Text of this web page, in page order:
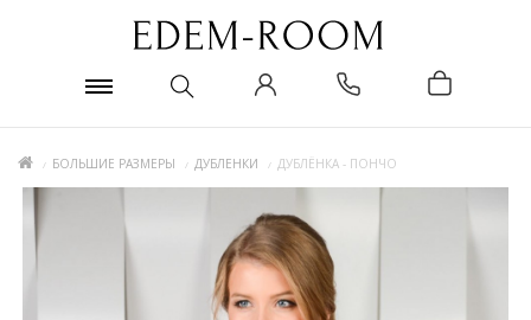
БОЛЬШИЕ РАЗМЕРЫ ДУБЛЕНКИ ДУБЛЁНКА - ПОНЧО